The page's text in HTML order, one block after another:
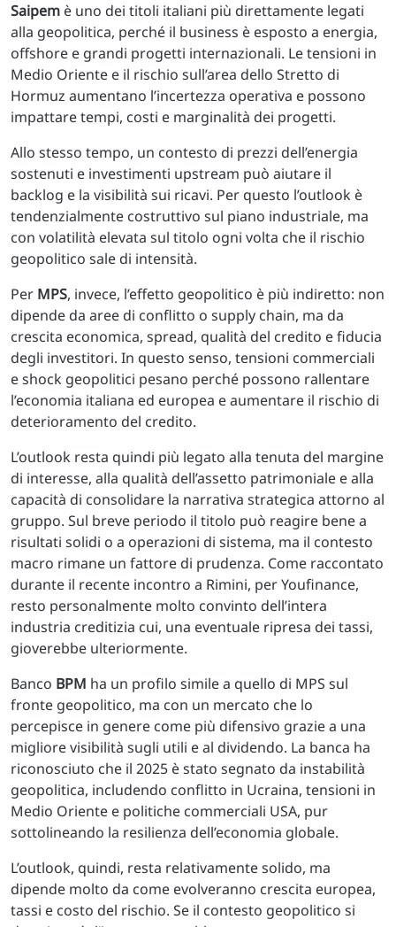
Saipem è uno dei titoli italiani più direttamente legati
alla geopolitica, perché il business è esposto a energia,
offshore e grandi progetti internazionali. Le tensioni in
Medio Oriente e il rischio sull’area dello Stretto di
Hormuz aumentano l’incertezza operativa e possono
impattare tempi, costi e marginalità dei progetti.
Allo stesso tempo, un contesto di prezzi dell’energia
sostenuti e investimenti upstream può aiutare il
backlog e la visibilità sui ricavi. Per questo l’outlook è
tendenzialmente costruttivo sul piano industriale, ma
con volatilità elevata sul titolo ogni volta che il rischio
geopolitico sale di intensità.
Per MPS, invece, l’effetto geopolitico è più indiretto: non
dipende da aree di conflitto o supply chain, ma da
crescita economica, spread, qualità del credito e fiducia
degli investitori. In questo senso, tensioni commerciali
e shock geopolitici pesano perché possono rallentare
l’economia italiana ed europea e aumentare il rischio di
deterioramento del credito.
L’outlook resta quindi più legato alla tenuta del margine
di interesse, alla qualità dell’assetto patrimoniale e alla
capacità di consolidare la narrativa strategica attorno al
gruppo. Sul breve periodo il titolo può reagire bene a
risultati solidi o a operazioni di sistema, ma il contesto
macro rimane un fattore di prudenza. Come raccontato
durante il recente incontro a Rimini, per Youfinance,
resto personalmente molto convinto dell’intera
industria creditizia cui, una eventuale ripresa dei tassi,
gioverebbe ulteriormente.
Banco BPM ha un profilo simile a quello di MPS sul
fronte geopolitico, ma con un mercato che lo
percepisce in genere come più difensivo grazie a una
migliore visibilità sugli utili e al dividendo. La banca ha
riconosciuto che il 2025 è stato segnato da instabilità
geopolitica, includendo conflitto in Ucraina, tensioni in
Medio Oriente e politiche commerciali USA, pur
sottolineando la resilienza dell’economia globale.
L’outlook, quindi, resta relativamente solido, ma
dipende molto da come evolveranno crescita europea,
tassi e costo del rischio. Se il contesto geopolitico si